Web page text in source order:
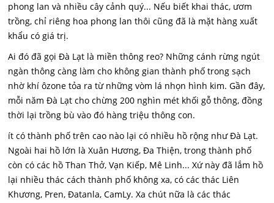
phong lan và nhiều cây cảnh quý... Nếu biết khai thác, ươm
trồng, chỉ riêng hoa phong lan thôi cũng đã là mặt hàng xuất
khẩu có giá trị.
Ai đó đã gọi Đà Lạt là miền thông reo? Những cánh rừng ngút
ngàn thông càng làm cho không gian thành phố trong sạch
nhờ khí ôzone tỏa ra từ những vòm lá nhọn hình kim. Gần đây,
mỗi năm Đà Lạt cho chừng 200 nghìn mét khối gỗ thông, đồng
thời lại trồng bù vào đó hàng triệu thông con.
ít có thành phố trên cao nào lại có nhiều hồ rộng như Đà Lạt.
Ngoài hai hồ lớn là Xuân Hương, Đa Thiện, trong thành phố
còn có các hồ Than Thở, Vạn Kiếp, Mê Linh... Xứ này đã lắm hồ
lại nhiều thác cách thành phố không xa, có các thác Liên
Khương, Pren, Đatanla, CamLy. Xa chút nữa là các thác